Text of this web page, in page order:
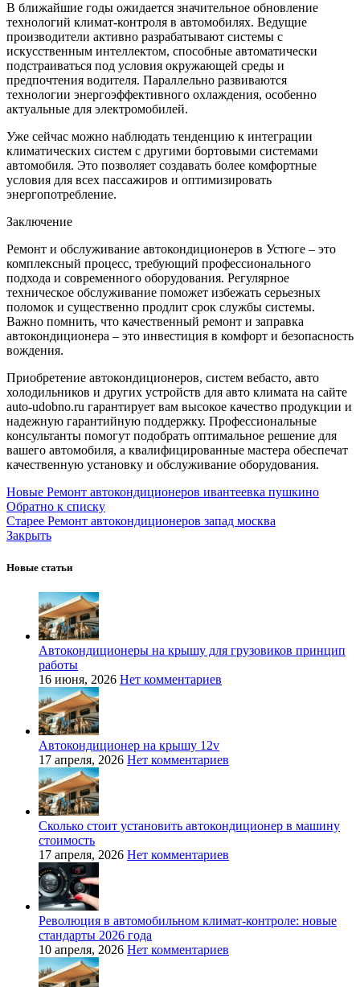
В ближайшие годы ожидается значительное обновление
технологий климат-контроля в автомобилях. Ведущие
производители активно разрабатывают системы с
искусственным интеллектом, способные автоматически
подстраиваться под условия окружающей среды и
предпочтения водителя. Параллельно развиваются
технологии энергоэффективного охлаждения, особенно
актуальные для электромобилей.
Уже сейчас можно наблюдать тенденцию к интеграции
климатических систем с другими бортовыми системами
автомобиля. Это позволяет создавать более комфортные
условия для всех пассажиров и оптимизировать
энергопотребление.
Заключение
Ремонт и обслуживание автокондиционеров в Устюге – это
комплексный процесс, требующий профессионального
подхода и современного оборудования. Регулярное
техническое обслуживание поможет избежать серьезных
поломок и существенно продлит срок службы системы.
Важно помнить, что качественный ремонт и заправка
автокондиционера – это инвестиция в комфорт и безопасность
вождения.
Приобретение автокондиционеров, систем вебасто, авто
холодильников и других устройств для авто климата на сайте
auto-udobno.ru гарантирует вам высокое качество продукции и
надежную гарантийную поддержку. Профессиональные
консультанты помогут подобрать оптимальное решение для
вашего автомобиля, а квалифицированные мастера обеспечат
качественную установку и обслуживание оборудования.
Новые Ремонт автокондиционеров ивантеевка пушкино
Обратно к списку
Старее Ремонт автокондиционеров запад москва
Закрыть
Новые статьи
Автокондиционеры на крышу для грузовиков принцип
работы
16 июня, 2026 Нет комментариев
Автокондиционер на крышу 12v
17 апреля, 2026 Нет комментариев
Сколько стоит установить автокондиционер в машину
стоимость
17 апреля, 2026 Нет комментариев
Революция в автомобильном климат-контроле: новые
стандарты 2026 года
10 апреля, 2026 Нет комментариев